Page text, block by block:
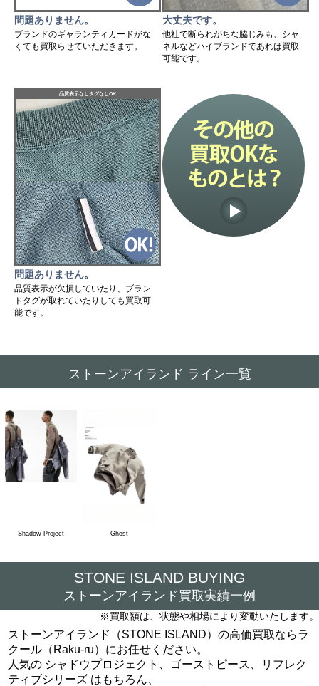
問題ありません。
ブランドのギャランティカードがな
くても買取らせていただきます。
大丈夫です。
他社で断られがちな脇じみも、シャ
ネルなどハイブランドであれば買取
可能です。
品質表示なしタグなしOK
問題ありません。
品質表示が欠損していたり、ブラン
ドタグが取れていたりしても買取可
能です。
ストーンアイランド ライン一覧
Shadow Project Ghost
STONE ISLAND BUYING
ストーンアイランド買取実績一例
※買取額は、状態や相場により変動いたします。
ストーンアイランド（STONE ISLAND）の高価買取ならラ
クール（Raku-ru）にお任せください。
人気の シャドウプロジェクト、ゴーストピース、リフレク
ティブシリーズ はもちろん、